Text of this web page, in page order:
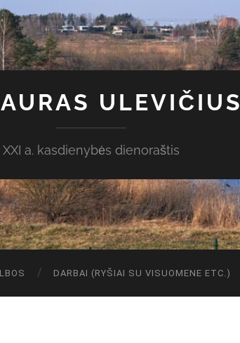
ULEVIČIUS
XXI a. kasdienybės dienoraštis
DARBAI (RYŠIAI SU VISUOMENE ETC.)